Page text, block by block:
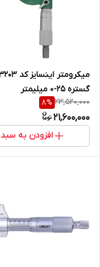
گستره 25-0 میلیمتر
23,520,000
8%
21,600,000
افزودن به سبد